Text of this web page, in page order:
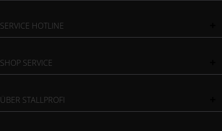
SERVICE HOTLINE
SHOP SERVICE
ÜBER STALLPROFI